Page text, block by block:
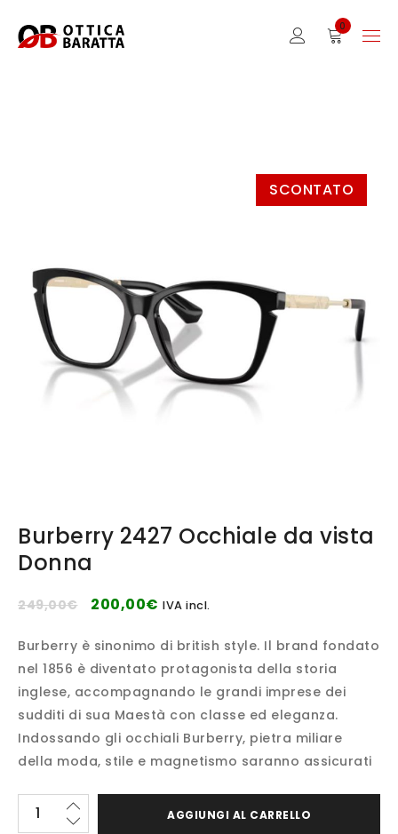
0
SCONTATO
Burberry 2427 Occhiale da vista
Donna
249,00€ 200,00€ IVA incl.
Burberry è sinonimo di british style. Il brand fondato
nel 1856 è diventato protagonista della storia
inglese, accompagnando le grandi imprese dei
sudditi di sua Maestà con classe ed eleganza.
Indossando gli occhiali Burberry, pietra miliare
della moda, stile e magnetismo saranno assicurati
AGGIUNGI AL CARRELLO